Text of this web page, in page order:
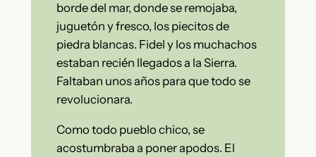
borde del mar, donde se remojaba,
juguetón y fresco, los piecitos de
piedra blancas. Fidel y los muchachos
estaban recién llegados a la Sierra.
Faltaban unos años para que todo se
revolucionara.
Como todo pueblo chico, se
acostumbraba a poner apodos. El